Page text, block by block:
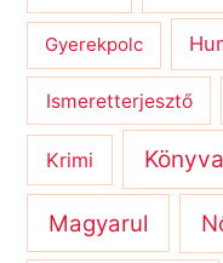
Gyerekpolc
Ismeretterjesztő
Krimi
Magyarul